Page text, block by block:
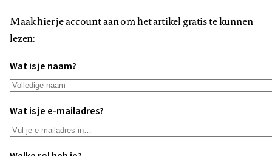
Maak hier je account aan om het artikel gratis te kunnen
lezen:
Wat is je naam?
Wat is je e-mailadres?